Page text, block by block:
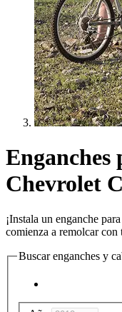
Enganches
Chevrolet
¡Instala un enganche
comienza a remolcar
Buscar enganches y